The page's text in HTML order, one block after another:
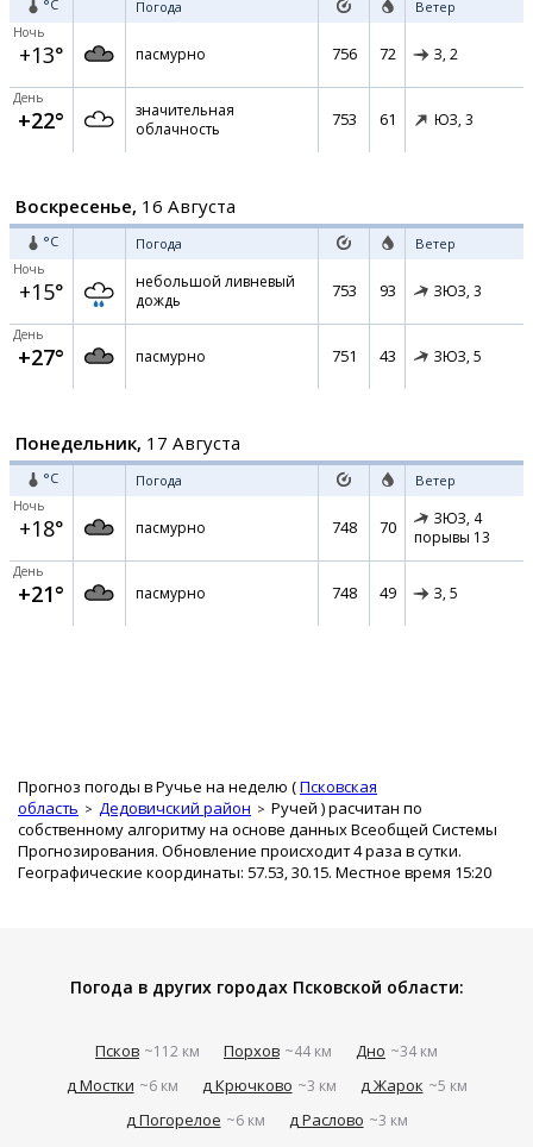
°C Погода Ветер
Ночь
+13° пасмурно 756 72 З, 2
День
+22°
значительная
облачность
753 61 ЮЗ, 3
Воскресенье, 16 Августа
°C Погода Ветер
Ночь
+15°
небольшой ливневый
дождь
753 93 ЗЮЗ, 3
День
+27° пасмурно 751 43 ЗЮЗ, 5
Понедельник, 17 Августа
°C Погода Ветер
Ночь
+18° пасмурно 748 70 ЗЮЗ, 4
порывы 13
День
+21° пасмурно 748 49 З, 5
Прогноз погоды в Ручье на неделю (Псковская
область
Дедовичский район Ручей ) расчитан по
собственному алгоритму на основе данных Всеобщей Системы
Прогнозирования. Обновление происходит 4 раза в сутки.
Географические координаты: 57.53, 30.15. Местное время 15:20
Погода в других городах Псковской области:
Псков ~112 км Порхов ~44 км Дно ~34 км
д Мостки ~6 км д Крючково ~3 км д Жарок ~5 км
д Погорелое ~6 км д Раслово ~3 км